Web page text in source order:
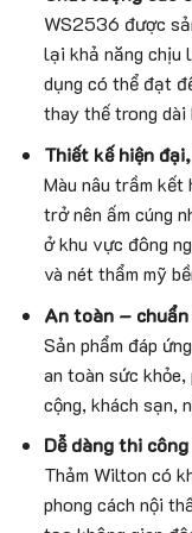
WS2536 được
lại khả năng chịu
dụng có thể đạt
thay thế trong dài
Thiết kế hiện
Màu nâu trầm kết
trở nên ấm cúng
ở khu vực đông
và nét thẩm mỹ
An toàn –
Sản phẩm đáp
an toàn sức
cộng, khách sạn,
Dễ dàng thi
Thảm Wilton có
phong cách nội